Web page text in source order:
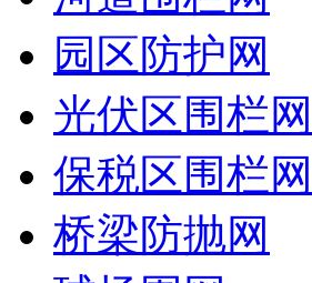
园区防护网
光伏区围栏网
保税区围栏网
桥梁防抛网